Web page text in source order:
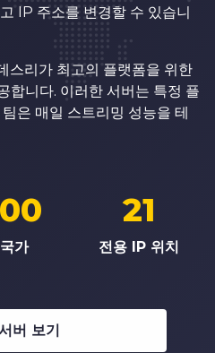
IP 주소를 변경할 수 있습니
리가 최고의 플랫폼을 위한
합니다. 이러한 서버는 특정 플
은 매일 스트리밍 성능을 테
국가 전용 IP 위치
21
버 보기